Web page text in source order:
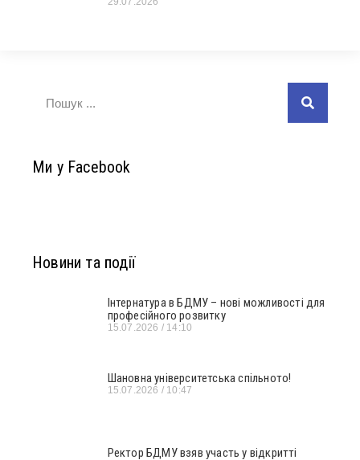
Ми у Facebook
Новини та події
Інтернатура в БДМУ – нові можливості для
професійного розвитку
15.07.2026 14:10
Шановна університетська спільното!
15.07.2026 10:47
Ректор БДМУ взяв участь у відкритті